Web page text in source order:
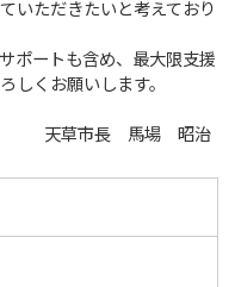
いただきたいと考えており
ポートも含め、最大限支援
しくお願いします。
天草市長 馬場 昭治